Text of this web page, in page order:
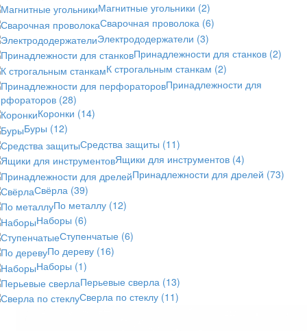
Магнитные угольники (2)
Сварочная проволока (6)
Электрододержатели (3)
Принадлежности для станков (2)
К строгальным станкам (2)
Принадлежности для
(28)
Коронки (14)
Буры (12)
Средства защиты (11)
Ящики для инструментов (4)
Принадлежности для дрелей (73)
Свёрла (39)
По металлу (12)
Наборы (6)
Ступенчатые (6)
По дереву (16)
Наборы (1)
Перьевые сверла (13)
Сверла по стеклу (11)